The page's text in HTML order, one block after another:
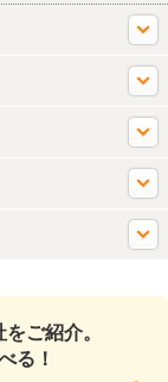
ご紹介。
る！